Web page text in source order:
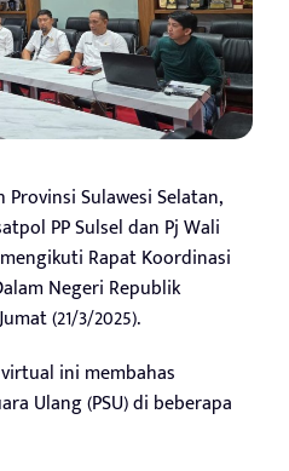
Sulawesi Selatan,
PP Sulsel dan Pj Wali
Rapat Koordinasi
Negeri Republik
(21/3/2025).
ini membahas
Ulang (PSU) di beberapa